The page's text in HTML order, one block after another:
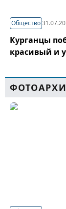
Общество
Курганцы
красивый и